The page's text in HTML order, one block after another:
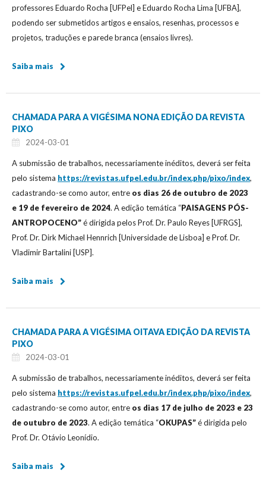
professores Eduardo Rocha [UFPel] e Eduardo Rocha Lima [UFBA],
podendo ser submetidos artigos e ensaios, resenhas, processos e
projetos, traduções e parede branca (ensaios livres).
Saiba mais
CHAMADA PARA A VIGÉSIMA NONA EDIÇÃO DA REVISTA
PIXO
2024-03-01
A submissão de trabalhos, necessariamente inéditos, deverá ser feita
pelo sistema https://revistas.ufpel.edu.br/index.php/pixo/index,
cadastrando-se como autor, entre os dias 26 de outubro de 2023
e 19 de fevereiro de 2024. A edição temática “PAISAGENS PÓS-
ANTROPOCENO”é dirigida pelos Prof. Dr. Paulo Reyes [UFRGS],
Prof. Dr. Dirk Michael Hennrich [Universidade de Lisboa] e Prof. Dr.
Vladimir Bartalini [USP].
Saiba mais
CHAMADA PARA A VIGÉSIMA OITAVA EDIÇÃO DA REVISTA
PIXO
2024-03-01
A submissão de trabalhos, necessariamente inéditos, deverá ser feita
pelo sistema https://revistas.ufpel.edu.br/index.php/pixo/index,
cadastrando-se como autor, entre os dias 17 de julho de 2023 e 23
de outubro de 2023. A edição temática “OKUPAS”é dirigida pelo
Prof. Dr. Otávio Leonídio.
Saiba mais